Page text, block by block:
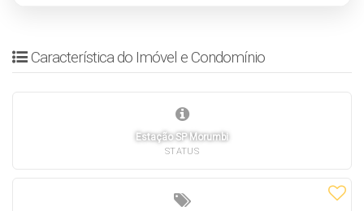
Característica do Imóvel e Condomínio
Estação SP Morumbi
STATUS